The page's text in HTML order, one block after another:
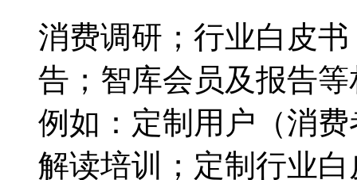
消费调研；行业白皮
告；智库会员及报告
例如：定制用户（消
解读培训；定制行业